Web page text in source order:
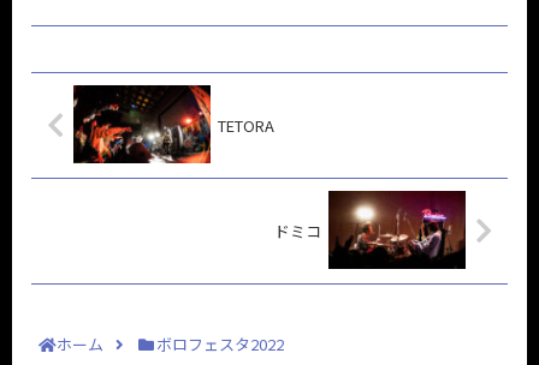
TETORA
ドミコ
ホーム ボロフェスタ2022